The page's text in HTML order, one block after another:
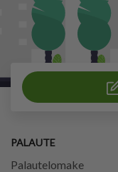
PALAUTE
Palautelomake